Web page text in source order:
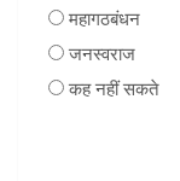
महागठबंधन
जनस्वराज
कह नहीं सकते